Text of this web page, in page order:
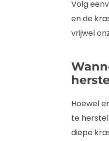
Volg
en de
vrijwel
Hoewel
te
diepe